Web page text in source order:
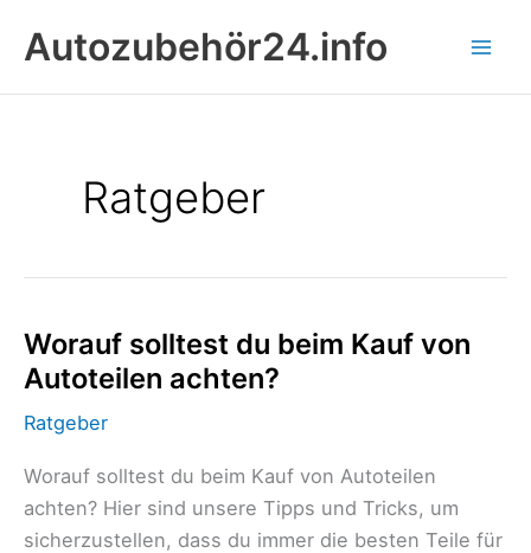
InhaltAutozubehör24.info
Ratgeber
Worauf solltest du beim Kauf von
Autoteilen achten?
Ratgeber
Worauf solltest du beim Kauf von Autoteilen
achten? Hier sind unsere Tipps und Tricks, um
sicherzustellen, dass du immer die besten Teile für
Worauf
solltest
du
beim
Kauf
von
achten?